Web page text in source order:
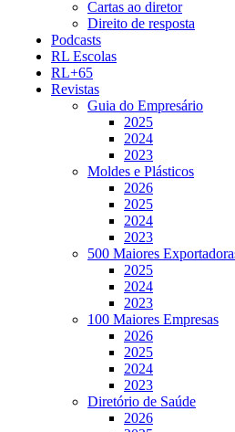
Cartas ao diretor
Direito de resposta
Podcasts
RL Escolas
RL+65
Revistas
Guia do Empresário
2025
2024
2023
Moldes e Plásticos
2026
2025
2024
2023
500 Maiores
2025
2024
2023
100 Maiores Empresas
2026
2025
2024
2023
Diretório de Saúde
2026